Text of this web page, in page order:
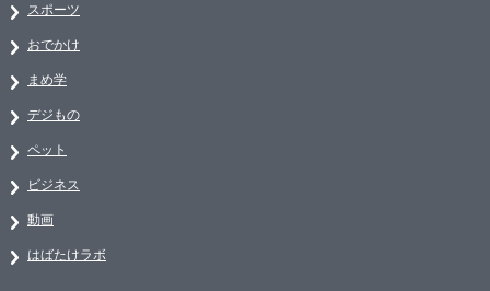
スポーツ
おでかけ
まめ学
デジもの
ペット
ビジネス
動画
はばたけラボ